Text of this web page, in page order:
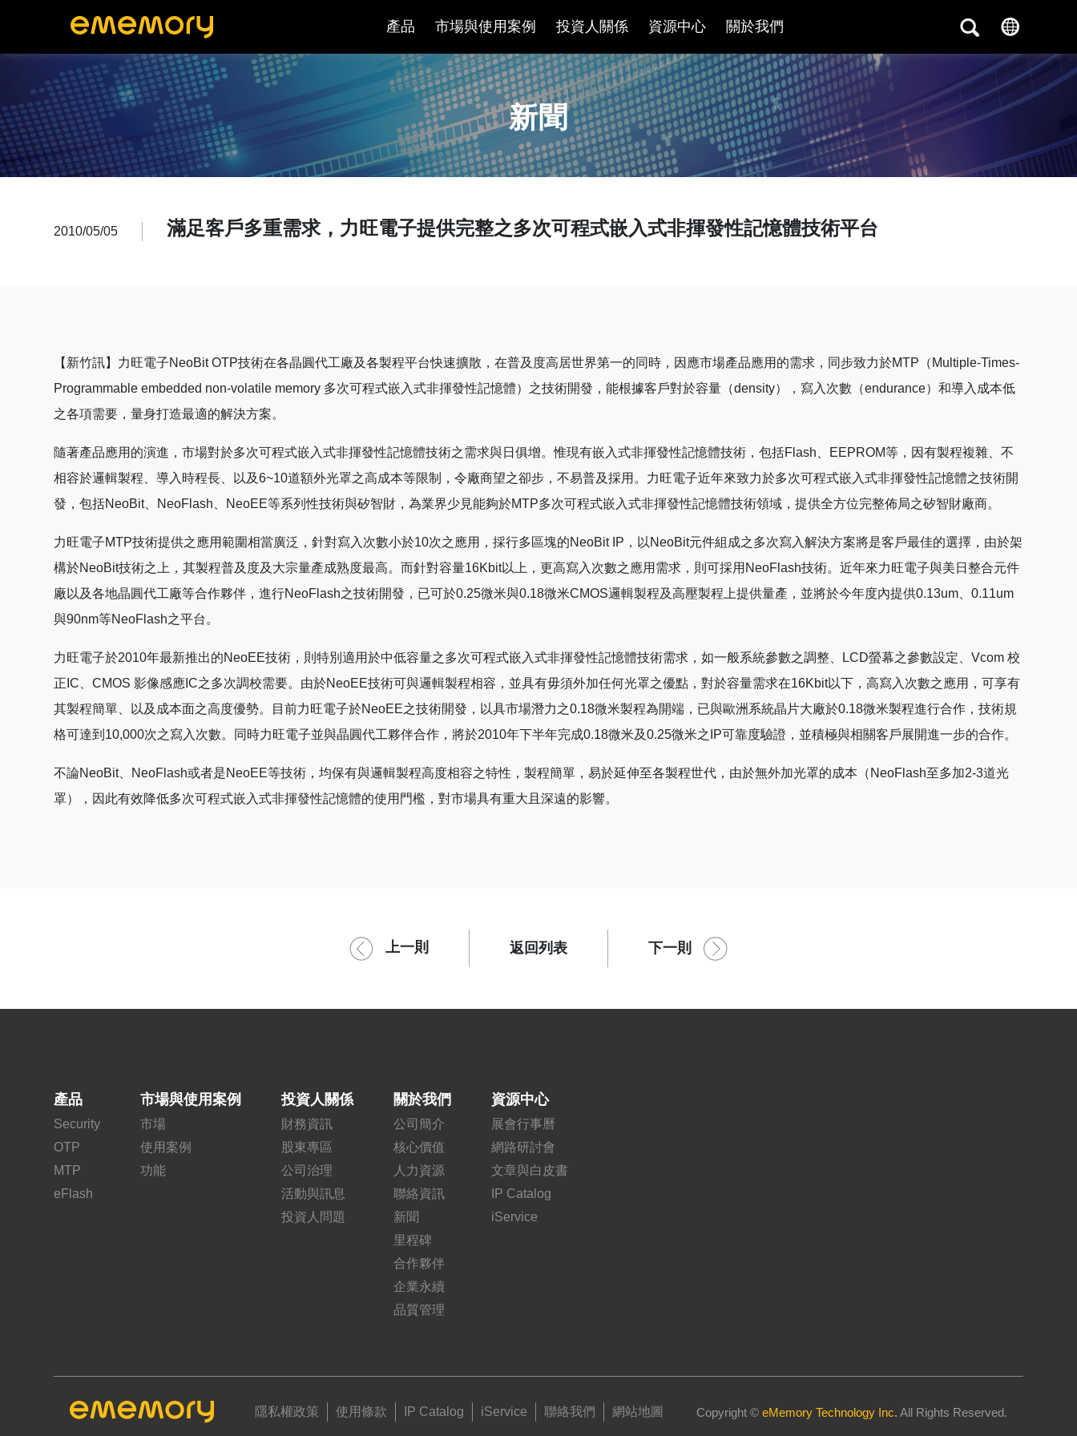
產品 市場與使用案例 投資人關係 資源中心 關於我們
新聞
2010/05/05 滿足客戶多重需求，力旺電子提供完整之多次可程式嵌入式非揮發性記憶體技術平台
【新竹訊】力旺電子NeoBit OTP技術在各晶圓代工廠及各製程平台快速擴散，在普及度高居世界第一的同時，因應市場產品應用的需求，同步致力於MTP（Multiple-Times-
Programmable embedded non-volatile memory 多次可程式嵌入式非揮發性記憶體）之技術開發，能根據客戶對於容量（density），寫入次數（endurance）和導入成本低
之各項需要，量身打造最適的解決方案。
隨著產品應用的演進，市場對於多次可程式嵌入式非揮發性記憶體技術之需求與日俱增。惟現有嵌入式非揮發性記憶體技術，包括Flash、EEPROM等，因有製程複雜、不
相容於邏輯製程、導入時程長、以及6~10道額外光罩之高成本等限制，令廠商望之卻步，不易普及採用。力旺電子近年來致力於多次可程式嵌入式非揮發性記憶體之技術開
發，包括NeoBit、NeoFlash、NeoEE等系列性技術與矽智財，為業界少見能夠於MTP多次可程式嵌入式非揮發性記憶體技術領域，提供全方位完整佈局之矽智財廠商。
力旺電子MTP技術提供之應用範圍相當廣泛，針對寫入次數小於10次之應用，採行多區塊的NeoBit IP，以NeoBit元件組成之多次寫入解決方案將是客戶最佳的選擇，由於架
構於NeoBit技術之上，其製程普及度及大宗量產成熟度最高。而針對容量16Kbit以上，更高寫入次數之應用需求，則可採用NeoFlash技術。近年來力旺電子與美日整合元件
廠以及各地晶圓代工廠等合作夥伴，進行NeoFlash之技術開發，已可於0.25微米與0.18微米CMOS邏輯製程及高壓製程上提供量產，並將於今年度內提供0.13um、0.11um
與90nm等NeoFlash之平台。
力旺電子於2010年最新推出的NeoEE技術，則特別適用於中低容量之多次可程式嵌入式非揮發性記憶體技術需求，如一般系統參數之調整、LCD螢幕之參數設定、Vcom 校
正IC、CMOS 影像感應IC之多次調校需要。由於NeoEE技術可與邏輯製程相容，並具有毋須外加任何光罩之優點，對於容量需求在16Kbit以下，高寫入次數之應用，可享有
其製程簡單、以及成本面之高度優勢。目前力旺電子於NeoEE之技術開發，以具市場潛力之0.18微米製程為開端，已與歐洲系統晶片大廠於0.18微米製程進行合作，技術規
格可達到10,000次之寫入次數。同時力旺電子並與晶圓代工夥伴合作，將於2010年下半年完成0.18微米及0.25微米之IP可靠度驗證，並積極與相關客戶展開進一步的合作。
不論NeoBit、NeoFlash或者是NeoEE等技術，均保有與邏輯製程高度相容之特性，製程簡單，易於延伸至各製程世代，由於無外加光罩的成本（NeoFlash至多加2-3道光
罩），因此有效降低多次可程式嵌入式非揮發性記憶體的使用門檻，對市場具有重大且深遠的影響。
上一則 返回列表 下一則
產品
Security
OTP
MTP
eFlash
市場與使用案例
市場
使用案例
功能
投資人關係
財務資訊
股東專區
公司治理
活動與訊息
投資人問題
關於我們
公司簡介
核心價值
人力資源
聯絡資訊
新聞
里程碑
合作夥伴
企業永續
品質管理
資源中心
展會行事曆
網路研討會
文章與白皮書
IP Catalog
iService
隱私權政策 使用條款 IP Catalog iService 聯絡我們 網站地圖 Copyright © eMemory Technology Inc. All Rights Reserved.